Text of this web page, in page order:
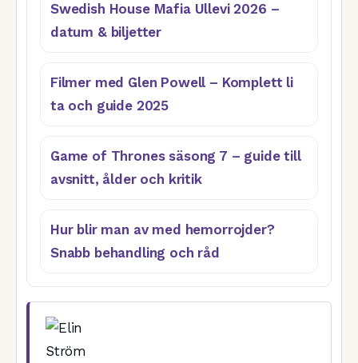
Swedish House Mafia Ullevi 2026 –
datum & biljetter
Filmer med Glen Powell – Komplett li
ta och guide 2025
Game of Thrones säsong 7 – guide till
avsnitt, ålder och kritik
Hur blir man av med hemorrojder?
Snabb behandling och råd